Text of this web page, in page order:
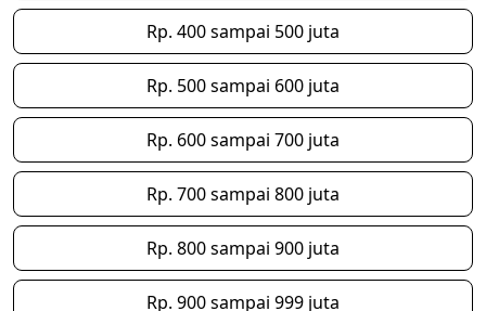
Rp. 400 sampai 500 juta
Rp. 500 sampai 600 juta
Rp. 600 sampai 700 juta
Rp. 700 sampai 800 juta
Rp. 800 sampai 900 juta
Rp. 900 sampai 999 juta